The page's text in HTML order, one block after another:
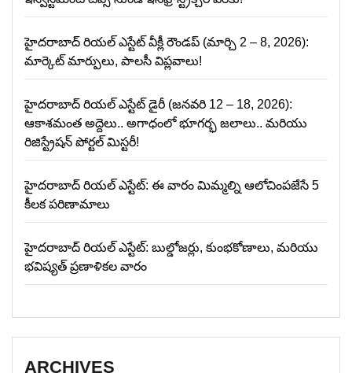
హైదరాబాద్ రియల్ ఎస్టేట్ వీక్లీ రౌండప్ (మార్చి 2 – 8, 2026):
మార్కెట్ మార్పులు, పాలసీ విప్లవాలు!
హైదరాబాద్ రియల్ ఎస్టేట్ డైరీ (జనవరి 12 – 18, 2026):
ఆకాశమంత అద్దెలు.. అగాధంలో భూగర్భ జలాలు.. మరియు
రిజిస్ట్రేషన్ పోర్టల్ మిస్టరీ!
హైదరాబాద్ రియల్ ఎస్టేట్: ఈ వారం మిమ్మల్ని ఆలోచింపజేసే 5
కీలక పరిణామాలు
హైదరాబాద్ రియల్ ఎస్టేట్: బుల్డోజర్లు, కుంభకోణాలు, మరియు
భవిష్యత్ ప్రణాళికల వారం
ARCHIVES